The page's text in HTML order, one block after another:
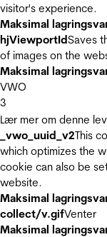
visitor's experience.
Maksimal
hjViewportIdSaves
of images on the
Maksimal
VWO
3
Lær mer om denne
_vwo_uuid_v2This
which optimizes the
cookie can also be
website.
Maksimal
collect/v.gifVenter
Maksimal